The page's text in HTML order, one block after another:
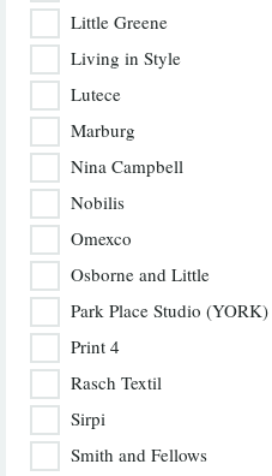
Little Greene
Living in Style
Lutece
Marburg
Nina Campbell
Nobilis
Omexco
Osborne and Little
Park Place Studio (YORK)
Print 4
Rasch Textil
Sirpi
Smith and Fellows